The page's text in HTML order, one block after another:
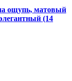
ощупь, матовый
(14